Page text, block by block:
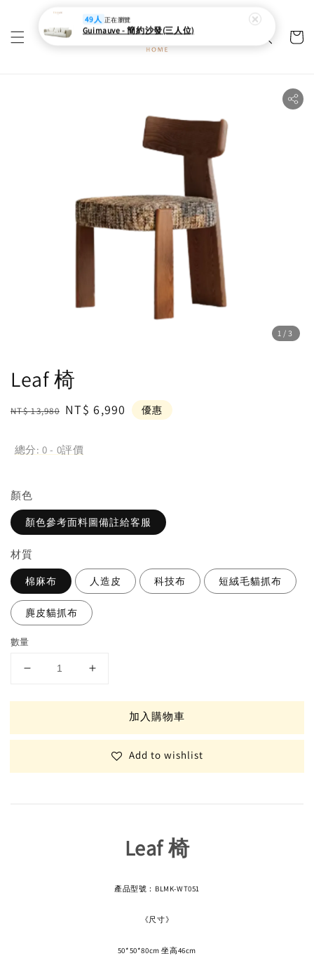
1 /3
Leaf 椅
Regular
NT$ 13,980 Sale
NT$ 6,990 優惠
總分:0 - 0評價
顏⾊
顏色參考面料圖備註給客服
材質
棉麻布 人造皮 科技布 短絨毛貓抓布
麂皮貓抓布
數量
加入購物車
Add to wishlist
Leaf 椅
產品型號：BLMK-WT051
《尺寸》
50*50*80cm 坐高46cm
49人 正在瀏覽
Guimauve - 簡約沙發(三人位)